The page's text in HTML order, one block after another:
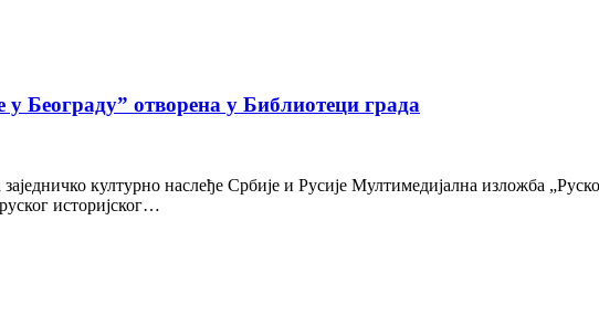
Београду” отворена у Библиотеци града
културно наслеђе Србије и Русије Мултимедијална изложба
историјског…